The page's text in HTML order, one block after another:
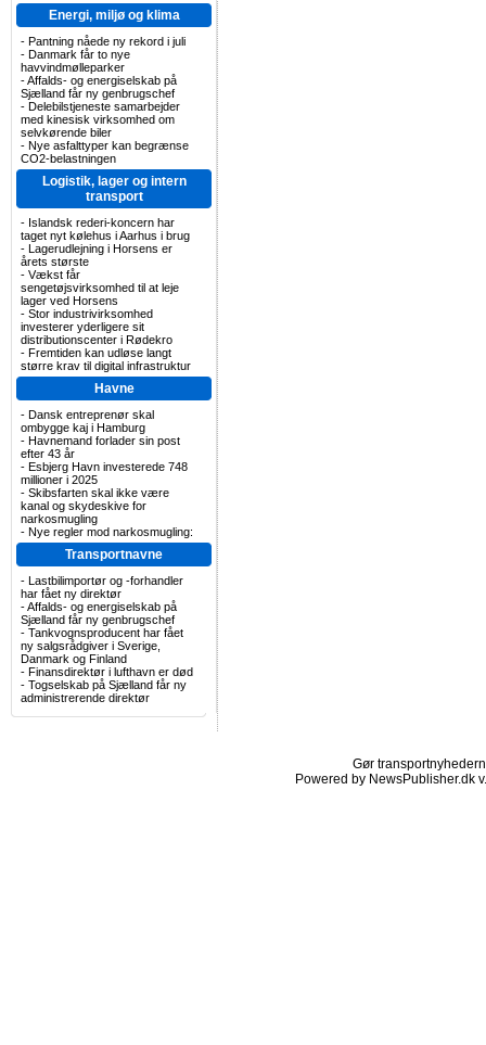
Energi, miljø og klima
- Pantning nåede ny rekord i juli
- Danmark får to nye
havvindmølleparker
-Affalds- og energiselskab på
Sjælland får ny genbrugschef
- Delebilstjeneste samarbejder
med kinesisk virksomhed om
selvkørende biler
- Nye asfalttyper kan begrænse
CO2-belastningen
Logistik, lager og intern
transport
- Islandsk rederi-koncern har
taget nyt kølehus i Aarhus i brug
- Lagerudlejning i Horsens er
årets største
- Vækst får
sengetøjsvirksomhed til at leje
lager ved Horsens
- Stor industrivirksomhed
investerer yderligere sit
distributionscenter i Rødekro
- Fremtiden kan udløse langt
større krav til digital infrastruktur
Havne
- Dansk entreprenør skal
ombygge kaj i Hamburg
- Havnemand forlader sin post
efter 43 år
- Esbjerg Havn investerede 748
millioner i 2025
- Skibsfarten skal ikke være
kanal og skydeskive for
narkosmugling
- Nye regler mod narkosmugling:
Transportnavne
- Lastbilimportør og -forhandler
har fået ny direktør
-Affalds- og energiselskab på
Sjælland får ny genbrugschef
- Tankvognsproducent har fået
ny salgsrådgiver i Sverige,
Danmark og Finland
- Finansdirektør i lufthavn er død
- Togselskab på Sjælland får ny
administrerende direktør
Gør
Powered by NewsPublisher.dk